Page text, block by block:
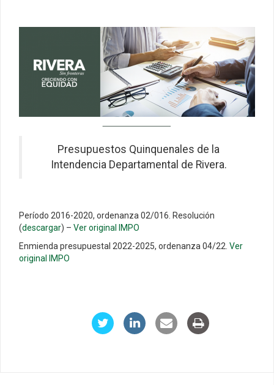
Presupuestos Quinquenales de la
Intendencia Departamental de Rivera.
Período 2016-2020, ordenanza 02/016. Resolución
(descargar) – Ver original IMPO
Enmienda presupuestal 2022-2025, ordenanza 04/22. Ver
original IMPO